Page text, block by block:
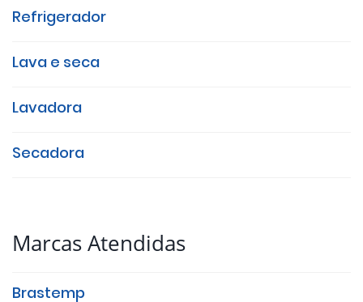
Refrigerador
Lava e seca
Lavadora
Secadora
Marcas Atendidas
Brastemp